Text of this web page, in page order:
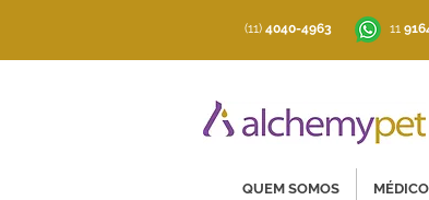
(11) 4040-4963 ‪11
QUEM SOMOS